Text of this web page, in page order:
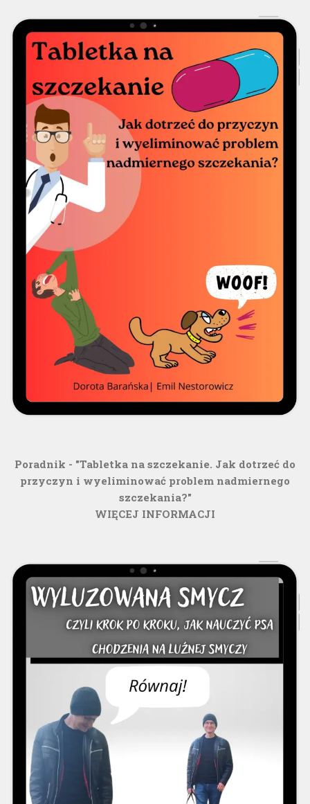
Poradnik - "Tabletka na szczekanie. Jak dotrzeć do
przyczyn i wyeliminować problem nadmiernego
szczekania?"
WIĘCEJ INFORMACJI